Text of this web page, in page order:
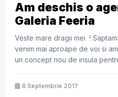
Am deschis o
Galeria Feeria
Veste mare dragii mei !
venim mai aproape de voi si
un concept nou de insula
City, in incinta galeriei Feeria,
Carrefour. Am auzit ca ar mai fi
6 Septembrie 2017